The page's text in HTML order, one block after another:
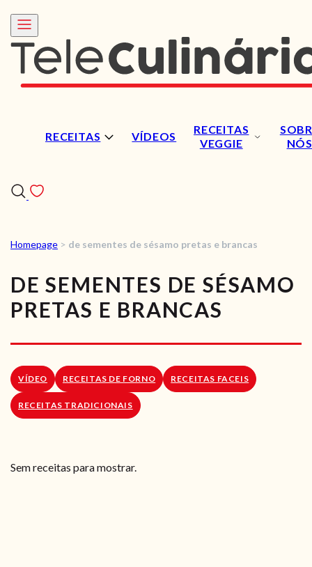
RECEITAS VÍDEOS
RECEITAS
VEGGIE
NÓS
RECEITAS
VÍDEOS
RECEITAS VEGGIE
LOJA ONLINE
Homepage > de sementes de sésamo pretas e brancas
DE SEMENTES DE SÉSAMO
PRETAS E BRANCAS
VÍDEO RECEITAS DE FORNO RECEITAS FACEIS
RECEITAS TRADICIONAIS
Sem receitas para mostrar.